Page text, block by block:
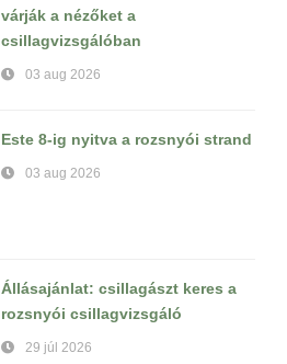
várják a nézőket a
csillagvizsgálóban
03 aug 2026
Este 8-ig nyitva a rozsnyói strand
03 aug 2026
Állásajánlat: csillagászt keres a
rozsnyói csillagvizsgáló
29 júl 2026